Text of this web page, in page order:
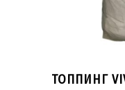
ТОППИНГ